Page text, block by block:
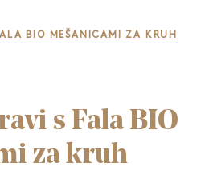
BIO MEŠANICAMI ZA KRUH
s Fala BIO
za kruh